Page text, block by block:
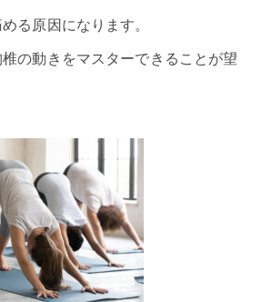
る原因になります。
の動きをマスターできることが望